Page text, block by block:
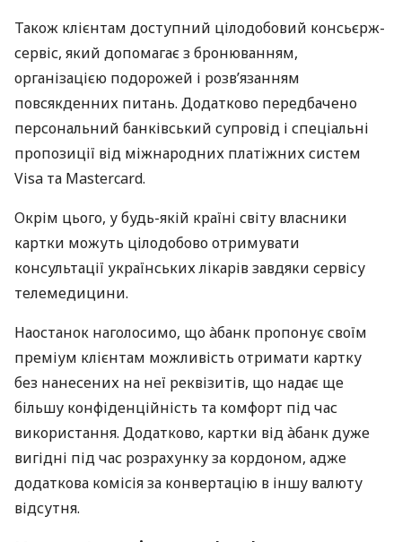
Також клієнтам доступний цілодобовий консьєрж-
сервіс, який допомагає з бронюванням,
організацією подорожей і розв’язанням
повсякденних питань. Додатково передбачено
персональний банківський супровід і спеціальні
пропозиції від міжнародних платіжних систем
Visa та Mastercard.
Окрім цього, у будь-якій країні світу власники
картки можуть цілодобово отримувати
консультації українських лікарів завдяки сервісу
телемедицини.
Наостанок наголосимо, що àбанк пропонує своїм
преміум клієнтам можливість отримати картку
без нанесених на неї реквізитів, що надає ще
більшу конфіденційність та комфорт під час
використання. Додатково, картки від àбанк дуже
вигідні під час розрахунку за кордоном, адже
додаткова комісія за конвертацію в іншу валюту
відсутня.